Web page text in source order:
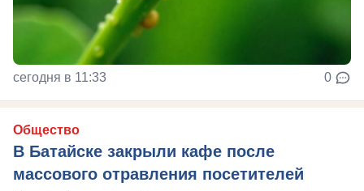
сегодня в 11:33 0
Общество
В Батайске закрыли кафе после
массового отравления посетителей